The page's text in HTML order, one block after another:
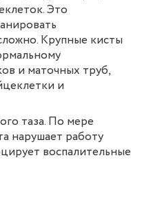
Это
Крупные кисты
и маточных труб,
и
таза. По мере
нарушает работу
воспалительные